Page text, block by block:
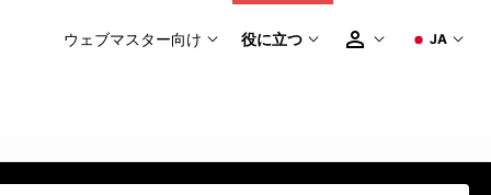
ウェブマスター向け 役に立つ JA